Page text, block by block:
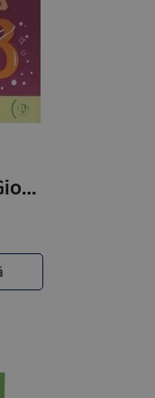
L`italiano con Giochi e Attivita B1-B2